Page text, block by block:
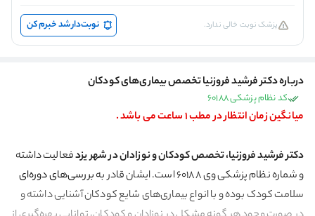
پزشک نوبت خالی ندارد. نوبت‌دار شد خبرم کن
درباره دکتر فرشید فروزنیا تخصص بیماری‌های کودکان
کد نظام پزشکی 60188
میانگین زمان انتظار در مطب 1 ساعت می باشد .
دکتر فرشید فروزنیا، تخصص کودکان و نوزادان در شهر یزدفعالیت داشته
و شماره نظام پزشکی وی ۶۰۱۸۸ است. ایشان قادر به
بررسی‌های دوره‌ای
سلامت کودک بوده و با انواع بیماری‌های شایع کودکانآشنایی داشته و